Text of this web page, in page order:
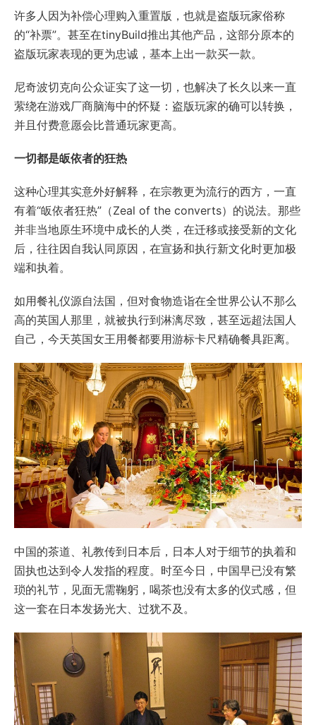
许多人因为补偿心理购入重置版，也就是盗版玩家俗称
的“补票”。甚至在tinyBuild推出其他产品，这部分原本的
盗版玩家表现的更为忠诚，基本上出一款买一款。
尼奇波切克向公众证实了这一切，也解决了长久以来一直
萦绕在游戏厂商脑海中的怀疑：盗版玩家的确可以转换，
并且付费意愿会比普通玩家更高。
一切都是皈依者的狂热
这种心理其实意外好解释，在宗教更为流行的西方，一直
有着“皈依者狂热”（Zeal of the converts）的说法。那些
并非当地原生环境中成长的人类，在迁移或接受新的文化
后，往往因自我认同原因，在宣扬和执行新文化时更加极
端和执着。
如用餐礼仪源自法国，但对食物造诣在全世界公认不那么
高的英国人那里，就被执行到淋漓尽致，甚至远超法国人
自己，今天英国女王用餐都要用游标卡尺精确餐具距离。
中国的茶道、礼教传到日本后，日本人对于细节的执着和
固执也达到令人发指的程度。时至今日，中国早已没有繁
琐的礼节，见面无需鞠躬，喝茶也没有太多的仪式感，但
这一套在日本发扬光大、过犹不及。